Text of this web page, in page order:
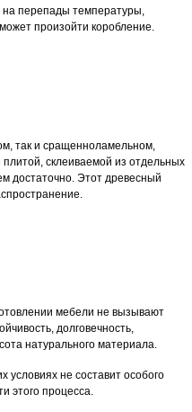
на перепады температуры,
произойти коробление.
так и сращенноламельном,
склеиваемой из отдельных
достаточно. Этот древесный
мебели не вызывают
долговечность,
натурального материала.
не составит особого
этого процесса.